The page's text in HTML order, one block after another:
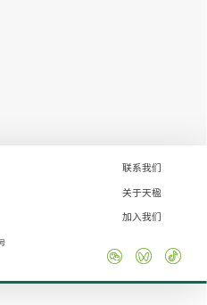
联系我们
关于天楹
加入我们